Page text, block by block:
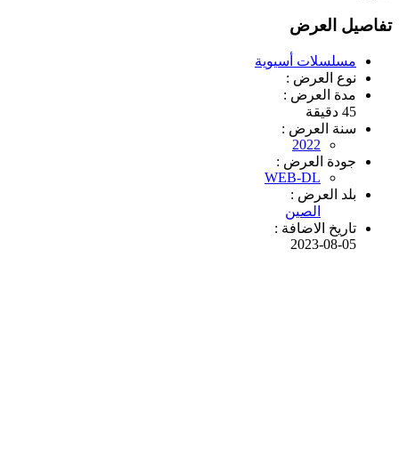
تفاصيل العرض
مسلسلات أسيوية
نوع العرض :
مدة العرض :
45 دقيقة
سنة العرض :
2022
جودة العرض :
WEB-DL
بلد العرض :
الصين
تاريخ الاضافة :
2023-08-05